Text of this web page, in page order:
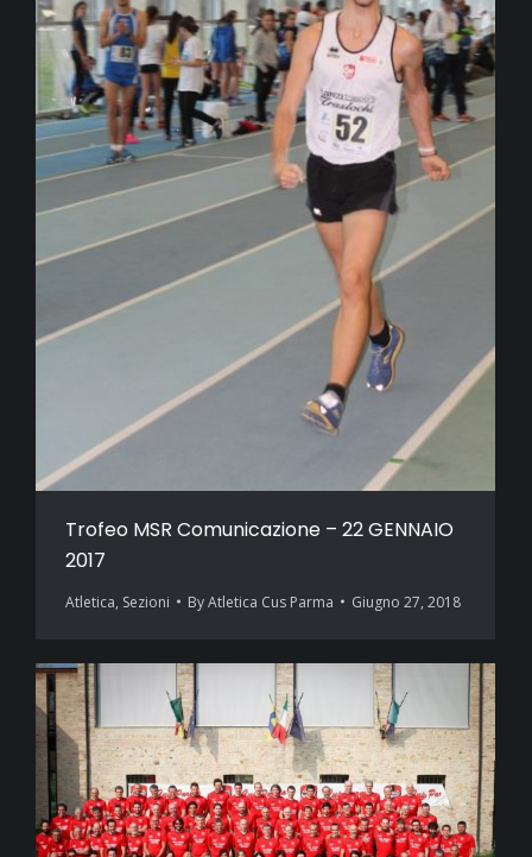
Trofeo MSR Comunicazione – 22 GENNAIO
2017
Atletica, Sezioni ByAtletica Cus Parma Giugno 27, 2018